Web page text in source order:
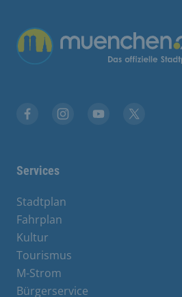
Übergreifende Links
Services
Stadtplan
Fahrplan
Kultur
Tourismus
M-Strom
Bürgerservice